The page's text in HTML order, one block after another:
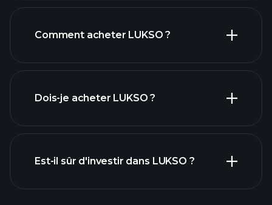
Comment acheter LUKSO ?
Dois-je acheter LUKSO ?
Est-il sûr d'investir dans LUKSO ?